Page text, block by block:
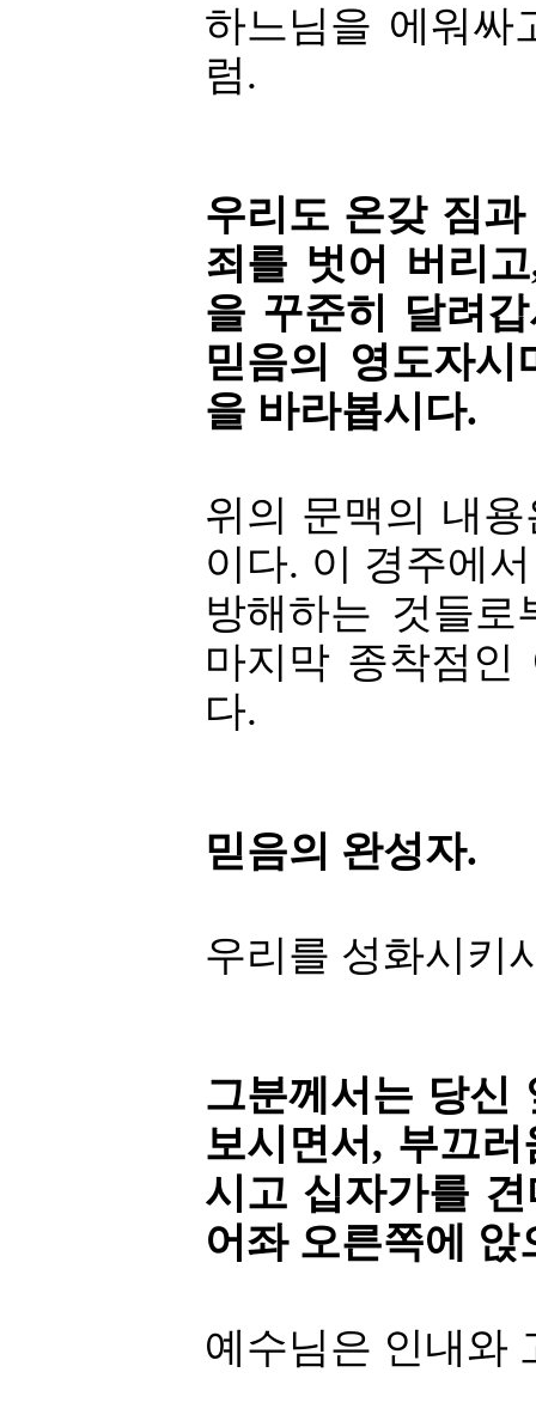
하느님을 에워싸
럼.
우리도 온갖 짐
죄를 벗어 버리
을 꾸준히 달려
믿음의 영도자
을 바라봅시다.
위의 문맥의 내
이다. 이 경주에
방해하는 것들
마지막 종착점
다.
믿음의 완성자.
우리를 성화시키
그분께서는 당신
보시면서, 부끄
시고 십자가를
어좌 오른쪽에 앉
예수님은 인내와